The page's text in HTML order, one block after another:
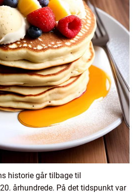
historie går tilbage til
århundrede. På det tidspunkt var